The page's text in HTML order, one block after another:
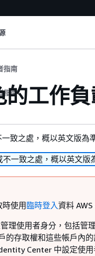
指南
指南 工作
致之處，概以英文版為
一致之處，概以英文版
使用 臨時登入資料 AWS
理使用者身分，包括管
存取權和這些帳戶內的
Center 中設定使